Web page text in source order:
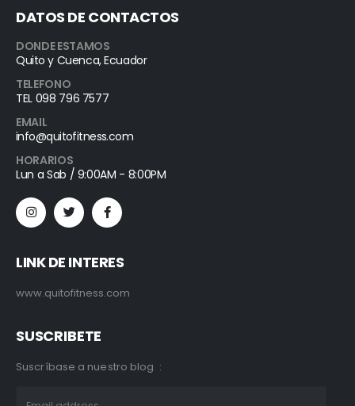
DATOS DE CONTACTOS
DONDE ESTAMOS
Quito y Cuenca, Ecuador
TELEFONO
TEL 098 796 7577
EMAIL
info@quitofitness.com
HORARIOS
Lun a Sab / 9:00AM - 8:00PM
LINK DE INTERES
www.quitofitness.com
SUSCRIBETE
Suscríbase a nuestro blog :